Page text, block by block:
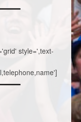
style=',text-